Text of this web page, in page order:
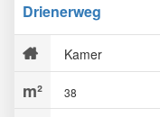
Drienerweg
Kamer
38